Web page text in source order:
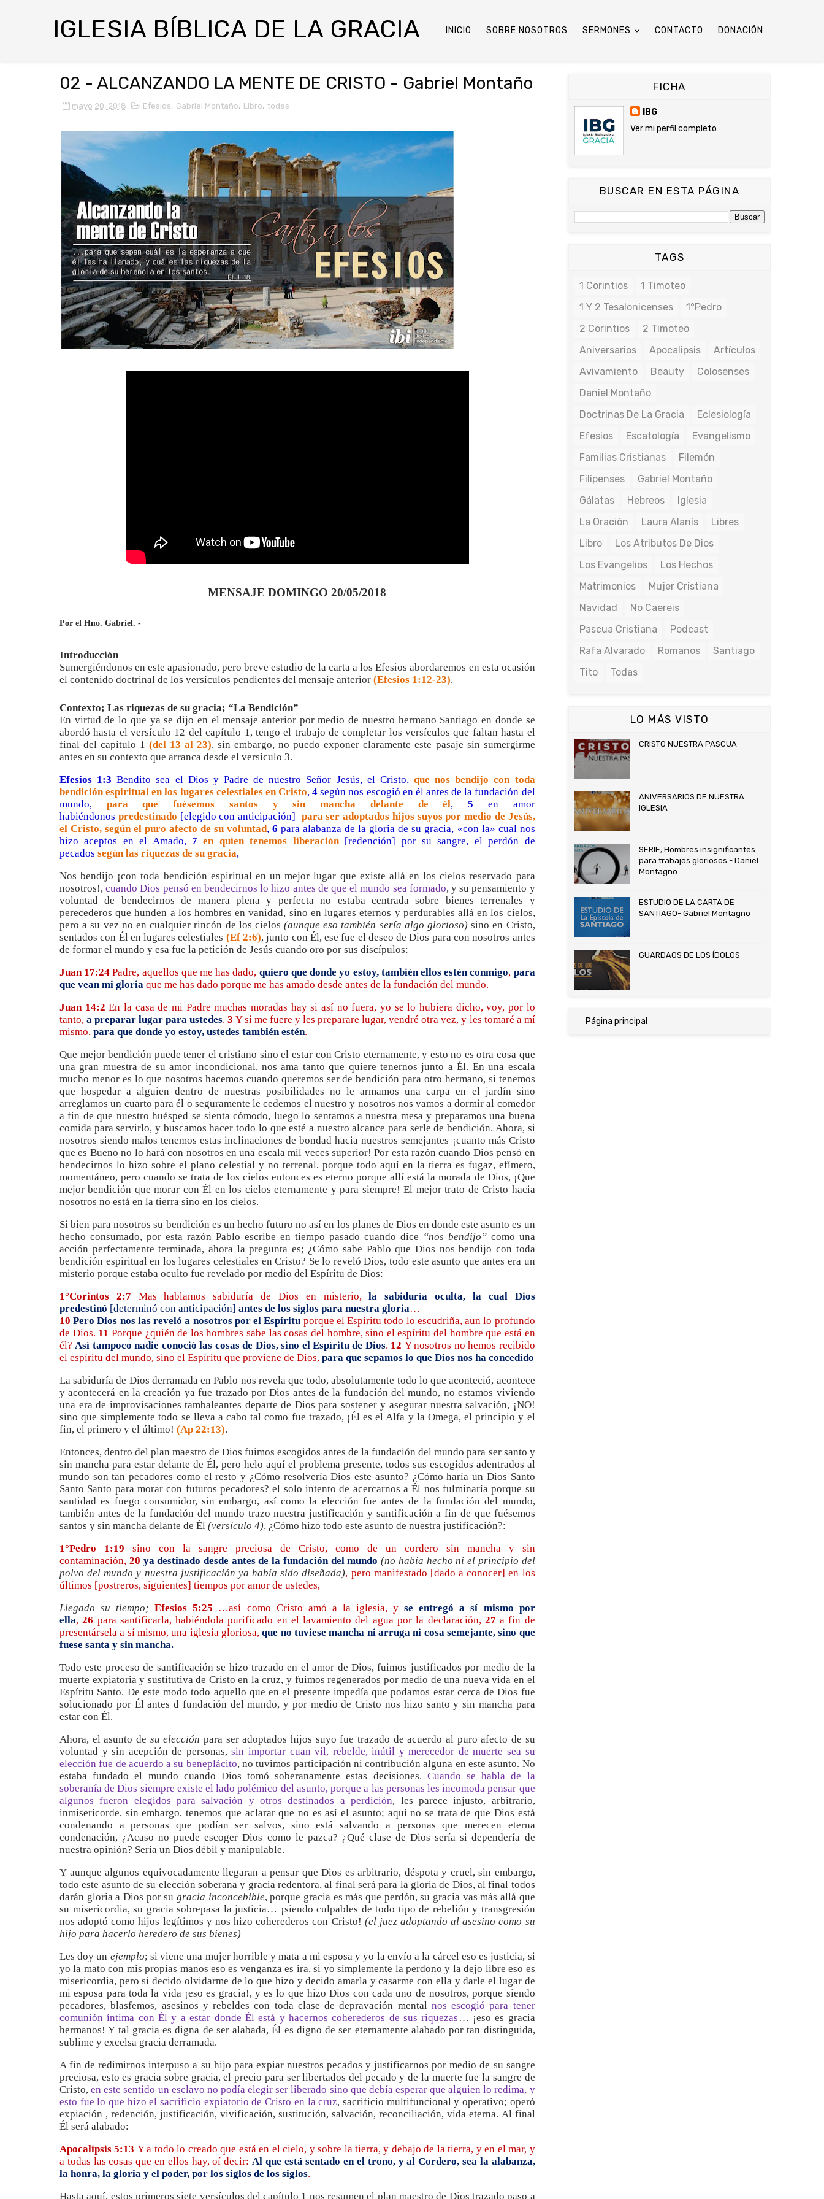
IGLESIA BÍBLICA DE LA GRACIA INICIO SOBRE NOSOTROS SERMONES CONTACTO DONACIÓN
02 - ALCANZANDO LA MENTE DE CRISTO - Gabriel Montaño
mayo 20, 2018 Efesios, Gabriel Montaño, Libro, todas
MENSAJE DOMINGO 20/05/2018
Por el Hno. Gabriel. -
Introducción
Sumergiéndonos en este apasionado, pero breve estudio de la carta a los Efesios abordaremos en esta ocasión
el contenido doctrinal de los versículos pendientes del mensaje anterior (Efesios 1:12-23).
Contexto; Las riquezas de su gracia; “La Bendición”
En virtud de lo que ya se dijo en el mensaje anterior por medio de nuestro hermano Santiago en donde se
abordó hasta el versículo 12 del capítulo 1, tengo el trabajo de completar los versículos que faltan hasta el
final del capítulo 1(del 13 al 23), sin embargo, no puedo exponer claramente este pasaje sin sumergirme
antes en su contexto que arranca desde el versículo 3.
Efesios 1:3 Bendito sea el Dios y Padre de nuestro Señor Jesús, el Cristo,que nos bendijo con toda
bendición espiritual en los lugares celestiales en Cristo,4 según nos escogió en él antes de la fundación del
mundo, para que fuésemos santos y sin mancha delante de él,5 en amor
habiéndonos predestinado [elegido con anticipación] para ser adoptados hijos suyos por medio de Jesús,
el Cristo, según el puro afecto de su voluntad,6 para alabanza de la gloria de su gracia, «con la» cual nos
hizo aceptos en el Amado, 7 en quien tenemos liberación [redención] por su sangre, el perdón de
pecados según las riquezas de su gracia,
Nos bendijo ¡con toda bendición espiritual en un mejor lugar que existe allá en los cielos reservado para
nosotros!,cuando Dios pensó en bendecirnos lo hizo antes de que el mundo sea formado, y su pensamiento y
voluntad de bendecirnos de manera plena y perfecta no estaba centrada sobre bienes terrenales y
perecederos que hunden a los hombres en vanidad, sino en lugares eternos y perdurables allá en los cielos,
pero a su vez no en cualquier rincón de los cielos(aunque eso también sería algo glorioso) sino en Cristo,
sentados con Él en lugares celestiales (Ef 2:6), junto con Él, ese fue el deseo de Dios para con nosotros antes
de formar el mundo y esa fue la petición de Jesús cuando oro por sus discípulos:
Juan 17:24 Padre, aquellos que me has dado, quiero que donde yo estoy, también ellos estén conmigo, para
que vean mi gloria que me has dado porque me has amado desde antes de la fundación del mundo.
Juan 14:2 En la casa de mi Padre muchas moradas hay si así no fuera, yo se lo hubiera dicho, voy, por lo
tanto,a preparar lugar para ustedes.3 Y si me fuere y les preparare lugar, vendré otra vez, y les tomaré a mí
mismo, para que donde yo estoy, ustedes también estén.
Que mejor bendición puede tener el cristiano sino el estar con Cristo eternamente, y esto no es otra cosa que
una gran muestra de su amor incondicional, nos ama tanto que quiere tenernos junto a Él. En una escala
mucho menor es lo que nosotros hacemos cuando queremos ser de bendición para otro hermano, si tenemos
que hospedar a alguien dentro de nuestras posibilidades no le armamos una carpa en el jardín sino
arreglamos un cuarto para él o seguramente le cedemos el nuestro y nosotros nos vamos a dormir al comedor
a fin de que nuestro huésped se sienta cómodo, luego lo sentamos a nuestra mesa y preparamos una buena
comida para servirlo, y buscamos hacer todo lo que esté a nuestro alcance para serle de bendición. Ahora, si
nosotros siendo malos tenemos estas inclinaciones de bondad hacia nuestros semejantes ¡cuanto más Cristo
que es Bueno no lo hará con nosotros en una escala mil veces superior! Por esta razón cuando Dios pensó en
bendecirnos lo hizo sobre el plano celestial y no terrenal, porque todo aquí en la tierra es fugaz, efímero,
momentáneo, pero cuando se trata de los cielos entonces es eterno porque allí está la morada de Dios, ¡Que
mejor bendición que morar con Él en los cielos eternamente y para siempre! El mejor trato de Cristo hacia
nosotros no está en la tierra sino en los cielos.
Si bien para nosotros su bendición es un hecho futuro no así en los planes de Dios en donde este asunto es un
hecho consumado, por esta razón Pablo escribe en tiempo pasado cuando dice “nos bendijo” como una
acción perfectamente terminada, ahora la pregunta es; ¿Cómo sabe Pablo que Dios nos bendijo con toda
bendición espiritual en los lugares celestiales en Cristo? Se lo reveló Dios, todo este asunto que antes era un
misterio porque estaba oculto fue revelado por medio del Espíritu de Dios:
1°Corintos 2:7 Mas hablamos sabiduría de Dios en misterio,la sabiduría oculta, la cual Dios
predestinó [determinó con anticipación] antes de los siglos para nuestra gloria…
10 Pero Dios nos las reveló a nosotros por el Espíritu porque el Espíritu todo lo escudriña, aun lo profundo
de Dios. 11 Porque ¿quién de los hombres sabe las cosas del hombre, sino el espíritu del hombre que está en
él?Así tampoco nadie conoció las cosas de Dios, sino el Espíritu de Dios. 12 Y nosotros no hemos recibido
el espíritu del mundo, sino el Espíritu que proviene de Dios, para que sepamos lo que Dios nos ha concedido
La sabiduría de Dios derramada en Pablo nos revela que todo, absolutamente todo lo que aconteció, acontece
y acontecerá en la creación ya fue trazado por Dios antes de la fundación del mundo, no estamos viviendo
una era de improvisaciones tambaleantes departe de Dios para sostener y asegurar nuestra salvación, ¡NO!
sino que simplemente todo se lleva a cabo tal como fue trazado, ¡Él es el Alfa y la Omega, el principio y el
fin, el primero y el último! (Ap 22:13).
Entonces, dentro del plan maestro de Dios fuimos escogidos antes de la fundación del mundo para ser santo y
sin mancha para estar delante de Él, pero helo aquí el problema presente, todos sus escogidos adentrados al
mundo son tan pecadores como el resto y ¿Cómo resolvería Dios este asunto? ¿Cómo haría un Dios Santo
Santo Santo para morar con futuros pecadores? el solo intento de acercarnos a Él nos fulminaría porque su
santidad es fuego consumidor, sin embargo, así como la elección fue antes de la fundación del mundo,
también antes de la fundación del mundo trazo nuestra justificación y santificación a fin de que fuésemos
santos y sin mancha delante de Él (versículo 4), ¿Cómo hizo todo este asunto de nuestra justificación?:
1°Pedro 1:19 sino con la sangre preciosa de Cristo, como de un cordero sin mancha y sin
contaminación, 20 ya destinado desde antes de la fundación del mundo(no había hecho ni el principio del
polvo del mundo y nuestra justificación ya había sido diseñada), pero manifestado [dado a conocer] en los
últimos [postreros, siguientes] tiempos por amor de ustedes,
Llegado su tiempo;Efesios 5:25 …así como Cristo amó a la iglesia, yse entregó a sí mismo por
ella,26 para santificarla, habiéndola purificado en el lavamiento del agua por la declaración, 27 a fin de
presentársela a sí mismo, una iglesia gloriosa,que no tuviese mancha ni arruga ni cosa semejante, sino que
fuese santa y sin mancha.
Todo este proceso de santificación se hizo trazado en el amor de Dios, fuimos justificados por medio de la
muerte expiatoria y sustitutiva de Cristo en la cruz, y fuimos regenerados por medio de una nueva vida en el
Espíritu Santo. De este modo todo aquello que en el presente impedía que podamos estar cerca de Dios fue
solucionado por Él antes d fundación del mundo, y por medio de Cristo nos hizo santo y sin mancha para
estar con Él.
Ahora, el asunto de su elección para ser adoptados hijos suyo fue trazado de acuerdo al puro afecto de su
voluntad y sin acepción de personas,sin importar cuan vil, rebelde, inútil y merecedor de muerte sea su
elección fue de acuerdo a su beneplácito, no tuvimos participación ni contribución alguna en este asunto. No
estaba fundado el mundo cuando Dios tomó soberanamente estas decisiones. Cuando se habla de la
soberanía de Dios siempre existe el lado polémico del asunto, porque a las personas les incomoda pensar que
algunos fueron elegidos para salvación y otros destinados a perdición, les parece injusto, arbitrario,
inmisericorde, sin embargo, tenemos que aclarar que no es así el asunto; aquí no se trata de que Dios está
condenando a personas que podían ser salvos, sino está salvando a personas que merecen eterna
condenación, ¿Acaso no puede escoger Dios como le pazca? ¿Qué clase de Dios sería si dependería de
nuestra opinión? Sería un Dios débil y manipulable.
Y aunque algunos equivocadamente llegaran a pensar que Dios es arbitrario, déspota y cruel, sin embargo,
todo este asunto de su elección soberana y gracia redentora, al final será para la gloria de Dios, al final todos
darán gloria a Dios por su gracia inconcebible, porque gracia es más que perdón, su gracia vas más allá que
su misericordia, su gracia sobrepasa la justicia… ¡siendo culpables de todo tipo de rebelión y transgresión
nos adoptó como hijos legítimos y nos hizo coherederos con Cristo! (el juez adoptando al asesino como su
hijo para hacerlo heredero de sus bienes)
Les doy un ejemplo; si viene una mujer horrible y mata a mi esposa y yo la envío a la cárcel eso es justicia, si
yo la mato con mis propias manos eso es venganza es ira, si yo simplemente la perdono y la dejo libre eso es
misericordia, pero si decido olvidarme de lo que hizo y decido amarla y casarme con ella y darle el lugar de
mi esposa para toda la vida ¡eso es gracia!, y es lo que hizo Dios con cada uno de nosotros, porque siendo
pecadores, blasfemos, asesinos y rebeldes con toda clase de depravación mental nos escogió para tener
comunión íntima con Él y a estar donde Él está y hacernos coherederos de sus riquezas … ¡eso es gracia
hermanos! Y tal gracia es digna de ser alabada, Él es digno de ser eternamente alabado por tan distinguida,
sublime y excelsa gracia derramada.
A fin de redimirnos interpuso a su hijo para expiar nuestros pecados y justificarnos por medio de su sangre
preciosa, esto es gracia sobre gracia, el precio para ser libertados del pecado y de la muerte fue la sangre de
Cristo,en este sentido un esclavo no podía elegir ser liberado sino que debía esperar que alguien lo redima, y
esto fue lo que hizo el sacrificio expiatorio de Cristo en la cruz, sacrificio multifuncional y operativo; operó
expiación , redención, justificación, vivificación, sustitución, salvación, reconciliación, vida eterna. Al final
Él será alabado:
Apocalipsis 5:13 Y a todo lo creado que está en el cielo, y sobre la tierra, y debajo de la tierra, y en el mar, y
a todas las cosas que en ellos hay, oí decir: Al que está sentado en el trono, y al Cordero, sea la alabanza,
la honra, la gloria y el poder, por los siglos de los siglos.
Hasta aquí, estos primeros siete versículos del capítulo 1 nos resumen el plan maestro de Dios trazado paso a
FICHA
IBG
Ver mi perfil completo
BUSCAR EN ESTA PÁGINA
TAGS
1 Corintios
1 Timoteo
1 Y 2 Tesalonicenses
1°Pedro
2 Corintios
2 Timoteo
Aniversarios
Apocalipsis
Artículos
Avivamiento
Beauty
Colosenses
Daniel Montaño
Doctrinas De La Gracia
Eclesiología
Efesios
Escatología
Evangelismo
Familias Cristianas
Filemón
Filipenses
Gabriel Montaño
Gálatas
Hebreos
Iglesia
La Oración
Laura Alanís
Libres
Libro
Los Atributos De Dios
Los Evangelios
Los Hechos
Matrimonios
Mujer Cristiana
Navidad
No Caereis
Pascua Cristiana
Podcast
Rafa Alvarado
Romanos
Santiago
Tito
Todas
LO MÁS VISTO
CRISTO NUESTRA PASCUA
ANIVERSARIOS DE NUESTRA
IGLESIA
SERIE; Hombres insignificantes
para trabajos gloriosos - Daniel
Montagno
ESTUDIO DE LA CARTA DE
SANTIAGO- Gabriel Montagno
GUARDAOS DE LOS ÍDOLOS
Página principal